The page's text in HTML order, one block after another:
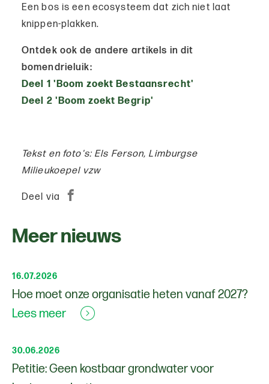
Een bos is een ecosysteem dat zich niet laat
knippen-plakken.
Ontdek ook de andere artikels in dit
bomendrieluik:
Deel 1 'Boom zoekt Bestaansrecht'
Deel 2 'Boom zoekt Begrip'
Tekst en foto's: Els Ferson, Limburgse
Milieukoepel vzw
Deel via
Meer nieuws
16.07.2026
Hoe moet onze organisatie heten vanaf 2027?
Lees meer
30.06.2026
Petitie: Geen kostbaar grondwater voor